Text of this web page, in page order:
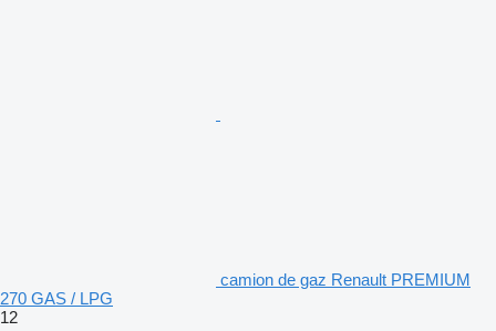
camion de gaz Renault PREMIUM
270 GAS / LPG
12